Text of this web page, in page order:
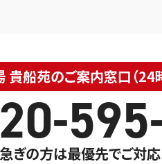
船苑のご案内窓口（24
ぎの方は最優先でご対